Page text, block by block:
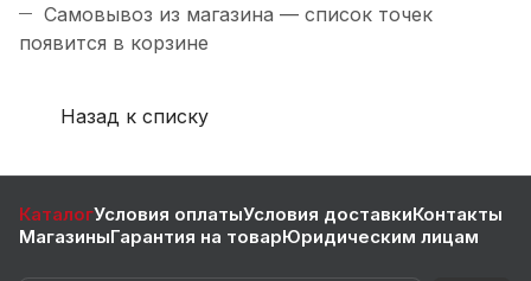
Самовывоз из магазина — список точек
появится в корзине
Назад к списку
КаталогУсловия оплатыУсловия доставкиКонтакты
МагазиныГарантия на товарЮридическим лицам